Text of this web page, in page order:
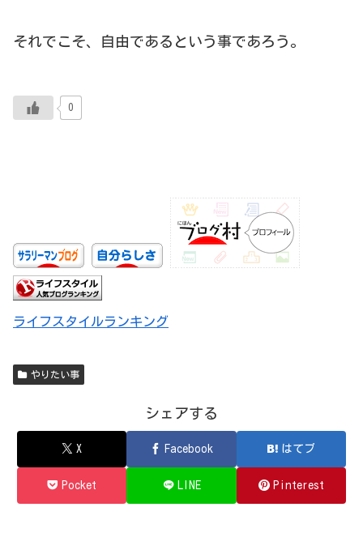
それでこそ、自由であるという事であろう。
0
ライフスタイルランキング
やりたい事
シェアする
X Facebook はてブ
Pocket LINE Pinterest